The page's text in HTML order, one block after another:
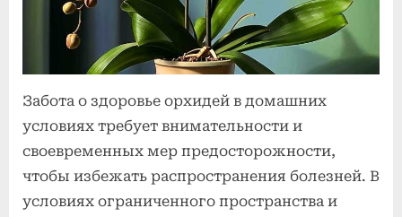
домашней
коллекции
орхидей
Забота о здоровье орхидей в домашних
условиях требует внимательности и
своевременных мер предосторожности,
чтобы избежать распространения болезней. В
условиях ограниченного пространства и